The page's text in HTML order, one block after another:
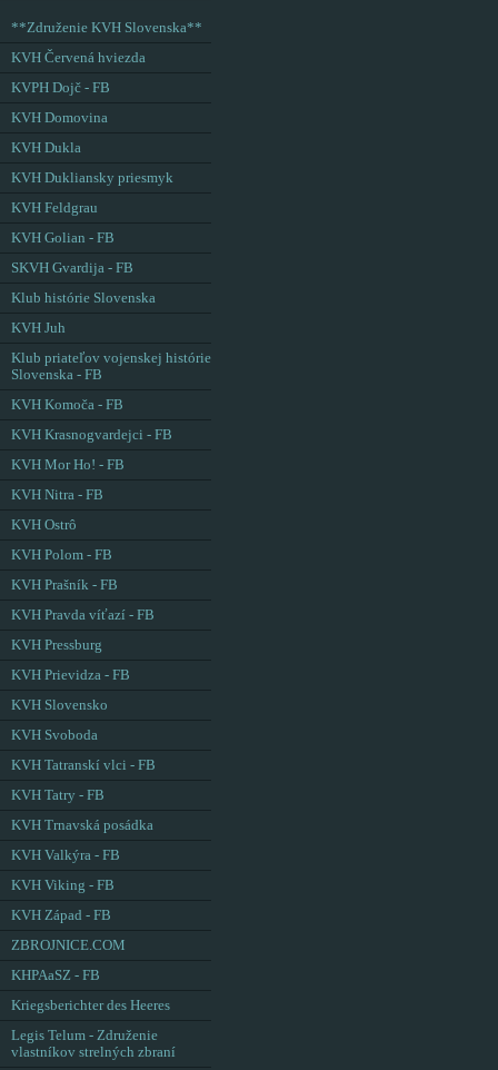
**Združenie KVH Slovenska**
KVH Červená hviezda
KVPH Dojč - FB
KVH Domovina
KVH Dukla
KVH Dukliansky priesmyk
KVH Feldgrau
KVH Golian - FB
SKVH Gvardija - FB
Klub histórie Slovenska
KVH Juh
Klub priateľov vojenskej histórie
Slovenska - FB
KVH Komoča - FB
KVH Krasnogvardejci - FB
KVH Mor Ho! - FB
KVH Nitra - FB
KVH Ostrô
KVH Polom - FB
KVH Prašník - FB
KVH Pravda víťazí - FB
KVH Pressburg
KVH Prievidza - FB
KVH Slovensko
KVH Svoboda
KVH Tatranskí vlci - FB
KVH Tatry - FB
KVH Trnavská posádka
KVH Valkýra - FB
KVH Viking - FB
KVH Západ - FB
ZBROJNICE.COM
KHPAaSZ - FB
Kriegsberichter des Heeres
Legis Telum - Združenie
vlastníkov strelných zbraní